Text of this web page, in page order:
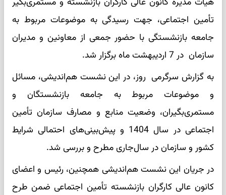
تأمین اجتماعی، جهت رسیدگی به موضوعات مربوط به
جامعه بازنشستگی با حضور جمعی از معاونین و مدیران
سازمان در 7 اردیبهشت ماه برگزار شد.
به گزارش سرگرمی روز، در این نشست هم‌اندیشی، مسائل
و موضوعات مربوط به جامعه بازنشستگان و
مستمری‌بگیران، وضعیت منابع و مصارف سازمان تأمین
اجتماعی در سال 1404 و پیش‌بینی‌های احتمالی شرایط
کشور و سازمان در سال‌جاری مطرح و بررسی شد.
در جریان این نشست هم‌اندیشی همچنین، رئیس و اعضای
کانون عالی کارگران بازنشسته تأمین اجتماعی ضمن طرح